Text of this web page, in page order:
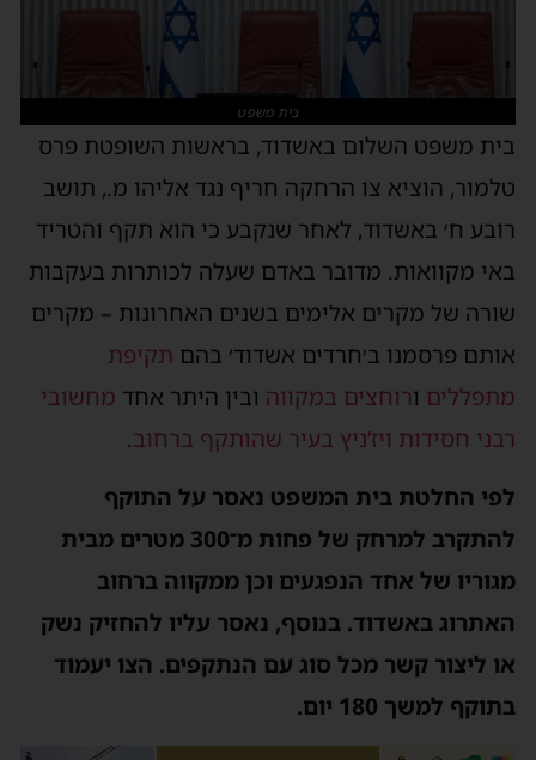
בית משפט
בית משפט השלום באשדוד, בראשות השופטת פרס
טלמור, הוציא צו הרחקה חריף נגד אליהו מ., תושב
רובע ח׳ באשדוד, לאחר שנקבע כי הוא תקף והטריד
באי מקוואות. מדובר באדם שעלה לכותרות בעקבות
שורה של מקרים אלימים בשנים האחרונות – מקרים
אותם פרסמנו ב׳חרדים אשדוד׳ בהם תקיפת
מתפללים ורוחצים במקווה ובין היתר אחד מחשובי
רבני חסידות ויז’ניץ בעיר שהותקף ברחוב.
לפי החלטת בית המשפט נאסר על התוקף
להתקרב למרחק של פחות מ־300 מטרים מבית
מגוריו של אחד הנפגעים וכן ממקווה ברחוב
האתרוג באשדוד. בנוסף, נאסר עליו להחזיק נשק
או ליצור קשר מכל סוג עם הנתקפים. הצו יעמוד
בתוקף למשך 180 יום.